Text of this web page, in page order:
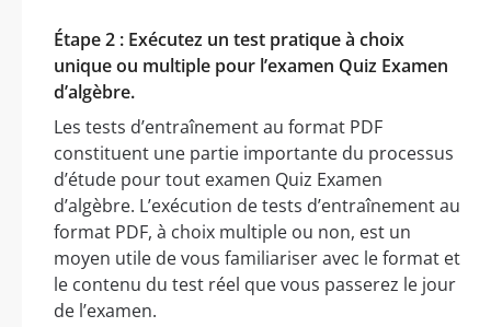
Étape 2 : Exécutez un test pratique à choix
unique ou multiple pour l’examen Quiz Examen
d’algèbre.
Les tests d’entraînement au format PDF
constituent une partie importante du processus
d’étude pour tout examen Quiz Examen
d’algèbre. L’exécution de tests d’entraînement au
format PDF, à choix multiple ou non, est un
moyen utile de vous familiariser avec le format et
le contenu du test réel que vous passerez le jour
de l’examen.